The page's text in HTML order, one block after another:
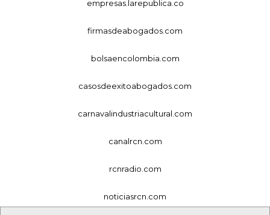
empresas.larepublica.co
firmasdeabogados.com
bolsaencolombia.com
casosdeexitoabogados.com
carnavalindustriacultural.com
canalrcn.com
rcnradio.com
noticiasrcn.com